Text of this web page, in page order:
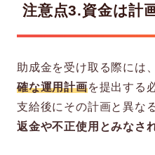
注意点3.資金は計
助成金を受け取る際には、
確な運用計画を提出する
支給後にその計画と異な
返金や不正使用とみなさ